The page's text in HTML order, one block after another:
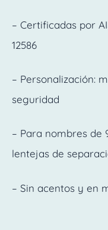
– Certificadas por
12586
– Personalización:
seguridad
– Para nombres de
lentejas de
– Sin acentos y en